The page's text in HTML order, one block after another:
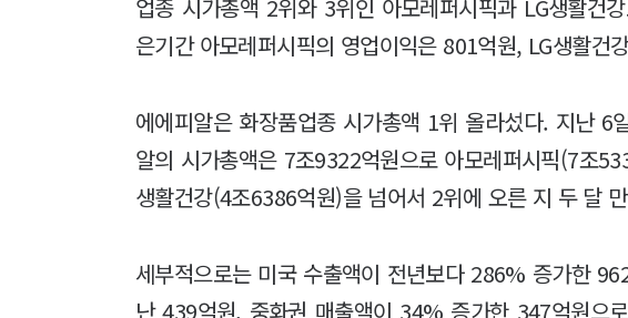
업종 시가총액 2위와 3위인 아모레퍼시픽과 LG생활건
은기간 아모레퍼시픽의 영업이익은 801억원, LG생활건
에에피알은 화장품업종 시가총액 1위 올라섰다. 지난 6
알의 시가총액은 7조9322억원으로 아모레퍼시픽(7조
생활건강(4조6386억원)을 넘어서 2위에 오른 지 두 달
세부적으로는 미국 수출액이 전년보다 286% 증가한
난 439억원, 중화권 매출액이 34% 증가한 347억원으